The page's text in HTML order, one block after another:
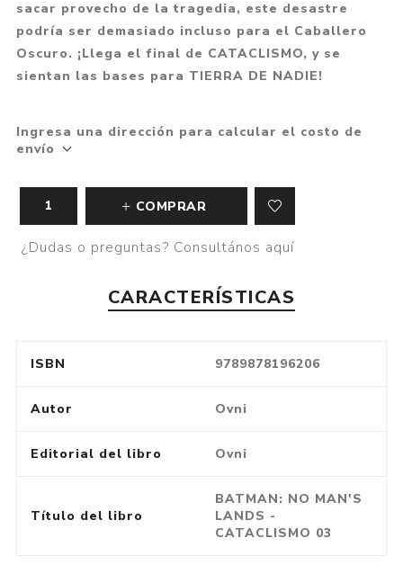
sacar provecho de la tragedia, este desastre
podría ser demasiado incluso para el Caballero
Oscuro. ¡Llega el final de CATACLISMO, y se
sientan las bases para TIERRA DE NADIE!
Ingresa una dirección para calcular el costo de
envío
COMPRAR
¿Dudas o preguntas? Consultános aquí
CARACTERÍSTICAS
ISBN 9789878196206
Autor Ovni
Editorial del libro Ovni
Título del libro
BATMAN: NO MAN'S
LANDS -
CATACLISMO 03